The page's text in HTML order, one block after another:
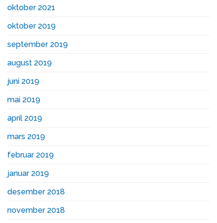
oktober 2021
oktober 2019
september 2019
august 2019
juni 2019
mai 2019
april 2019
mars 2019
februar 2019
januar 2019
desember 2018
november 2018